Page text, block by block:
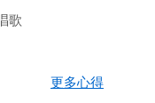
歌
更多心得